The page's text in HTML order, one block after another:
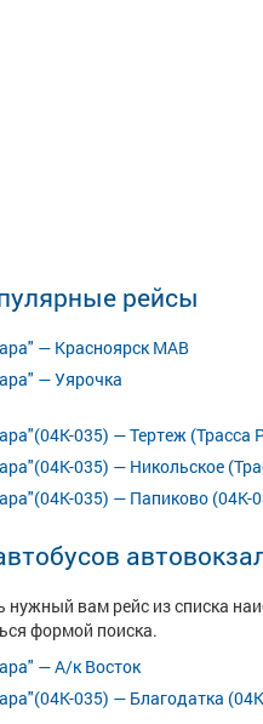
рейсы
— Красноярск МАВ
— Уярочка
035) — Тертеж (Трасса
035) — Никольское
035) — Папиково (04К-
вам рейс из списка
формой поиска.
— А/к Восток
035) — Благодатка